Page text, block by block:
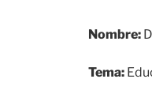
Nombre:
Tema: